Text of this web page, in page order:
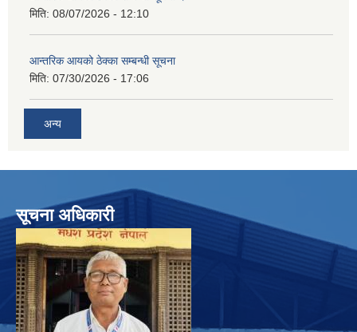
मिति: 08/07/2026 - 12:10
आन्तरिक आयको ठेक्का सम्बन्धी सूचना
मिति: 07/30/2026 - 17:06
अन्य
सूचना अधिकारी